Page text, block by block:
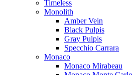
Timeless
Monolith
Amber Vein
Black Pulpis
Gray Pulpis
Specchio Carrara
Monaco
Monaco Mirabeau